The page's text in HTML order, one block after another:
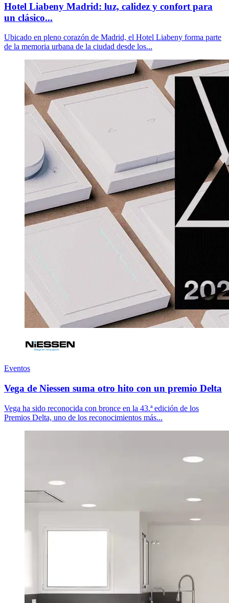
Hotel Liabeny Madrid: luz, calidez y confort para
un clásico...
Ubicado en pleno corazón de Madrid, el Hotel Liabeny forma parte
de la memoria urbana de la ciudad desde los...
Eventos
Vega de Niessen suma otro hito con un premio Delta
Vega ha sido reconocida con bronce en la 43.ª edición de los
Premios Delta, uno de los reconocimientos más...